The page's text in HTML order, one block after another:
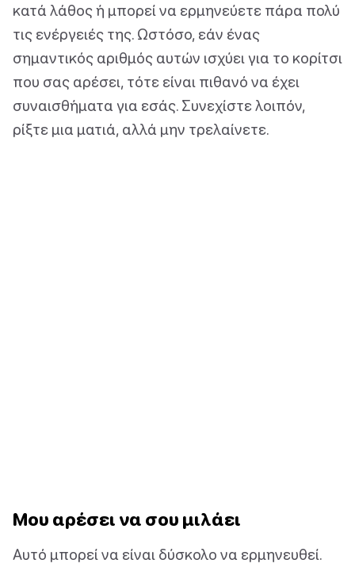
κατά λάθος ή μπορεί να ερμηνεύετε πάρα πολύ
τις ενέργειές της. Ωστόσο, εάν ένας
σημαντικός αριθμός αυτών ισχύει για το κορίτσι
που σας αρέσει, τότε είναι πιθανό να έχει
συναισθήματα για εσάς. Συνεχίστε λοιπόν,
ρίξτε μια ματιά, αλλά μην τρελαίνετε.
Μου αρέσει να σου μιλάει
Αυτό μπορεί να είναι δύσκολο να ερμηνευθεί.